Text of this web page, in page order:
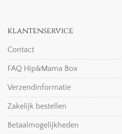
klantenservice
Contact
FAQ Hip&Mama Box
Verzendinformatie
Zakelijk bestellen
Betaalmogelijkheden